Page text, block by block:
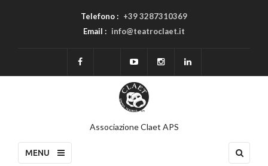
Telefono : +39 3287310369
Email : info@teatroclaet.it
Associazione Claet APS
MENU